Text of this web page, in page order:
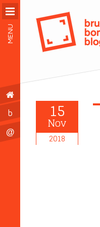
MENU
b
@
15
Nov
2018